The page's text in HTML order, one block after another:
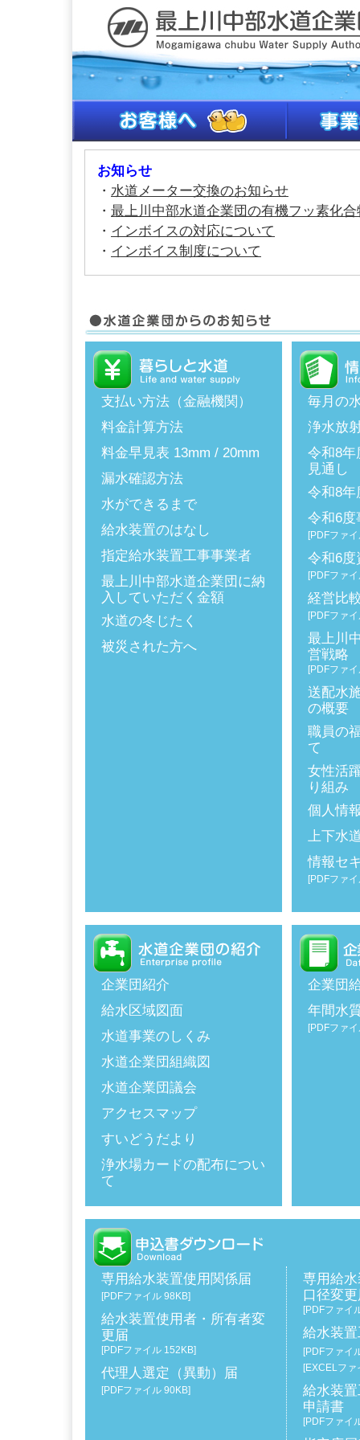
お知らせ
・ 水道メーター交換のお知らせ
・ 最上川中部水道企業団の有機フッ素化
・ インボイスの対応について
・ インボイス制度について
支払い方法（金融機関）
料金計算方法
料金早見表 13mm / 20mm
漏水確認方法
水ができるまで
給水装置のはなし
指定給水装置工事事業者
最上川中部水道企業団に納
入していただく金額
水道の冬じたく
被災された方へ
毎月の
浄水放
令和8年
見通し
令和8年
令和6度
[PDFファ
令和6度
[PDFファ
経営比
[PDFファ
最上川
営戦略
[PDFファ
送配水
の概要
職員の
て
女性活
り組み
個人情
上下水
情報セ
[PDFファ
企業団紹介
給水区域図面
水道事業のしくみ
水道企業団組織図
水道企業団議会
アクセスマップ
すいどうだより
浄水場カードの配布につい
て
企業団
年間水
[PDFファ
専用給水装置使用関係届
[PDFファイル 98KB]
給水装置使用者・所有者変
更届
[PDFファイル 152KB]
代理人選定（異動）届
[PDFファイル 90KB]
専用給
口径変
[PDFファイ
給水装
[PDFファイ
[EXCELフ
給水装
申請書
[PDFファイ